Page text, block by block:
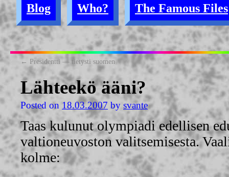
Blog Who? The Famous Files
← Presidentti — tietysti suomen
Lähteekö ääni?
Posted on 18.03.2007 by svante
Taas kulunut olympiadi edellisen
valtioneuvoston valitsemisesta.
kolme: